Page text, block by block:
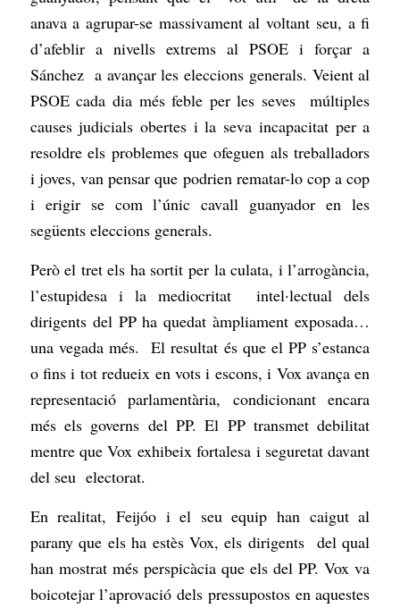
anava a agrupar-se massivament al voltant seu, a fi
d’afeblir a nivells extrems al PSOE i forçar a
Sánchez a avançar les eleccions generals. Veient al
PSOE cada dia més feble per les seves múltiples
causes judicials obertes i la seva incapacitat per a
resoldre els problemes que ofeguen als treballadors
i joves, van pensar que podrien rematar-lo cop a cop
i erigir se com l’únic cavall guanyador en les
següents eleccions generals.
Però el tret els ha sortit per la culata, i l’arrogància,
l’estupidesa i la mediocritat intel·lectual dels
dirigents del PP ha quedat àmpliament exposada…
una vegada més. El resultat és que el PP s’estanca
o fins i tot redueix en vots i escons, i Vox avança en
representació parlamentària, condicionant encara
més els governs del PP. El PP transmet debilitat
mentre que Vox exhibeix fortalesa i seguretat davant
del seu electorat.
En realitat, Feijóo i el seu equip han caigut al
parany que els ha estès Vox, els dirigents del qual
han mostrat més perspicàcia que els del PP. Vox va
boicotejar l’aprovació dels pressupostos en aquestes